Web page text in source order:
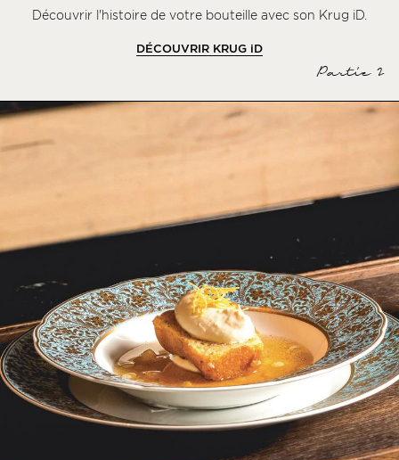
Découvrir l'histoire de votre bouteille avec son Krug iD.
DÉCOUVRIR KRUG iD
Partie 2